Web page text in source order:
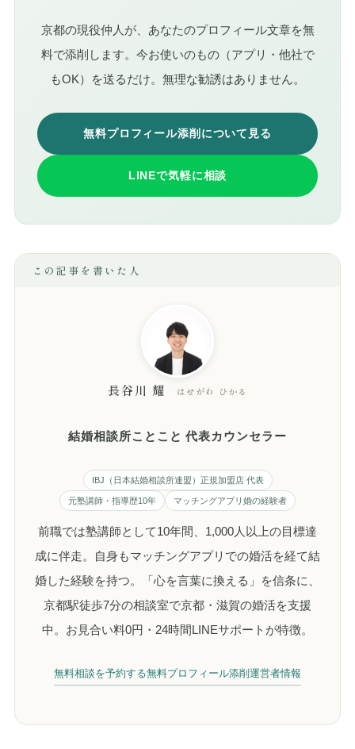
京都の現役仲人が、あなたのプロフィール文章を無
料で添削します。今お使いのもの（アプリ・他社で
もOK）を送るだけ。無理な勧誘はありません。
無料プロフィール添削について見る
LINEで気軽に相談
この記事を書いた人
長谷川 耀 はせがわ ひかる
結婚相談所ことこと 代表カウンセラー
IBJ（日本結婚相談所連盟）正規加盟店 代表
元塾講師・指導歴10年 マッチングアプリ婚の経験者
前職では塾講師として10年間、1,000人以上の目標達
成に伴走。自身もマッチングアプリでの婚活を経て結
婚した経験を持つ。「心を言葉に換える」を信条に、
京都駅徒歩7分の相談室で京都・滋賀の婚活を支援
中。お見合い料0円・24時間LINEサポートが特徴。
無料相談を予約する無料プロフィール添削 運営者情報